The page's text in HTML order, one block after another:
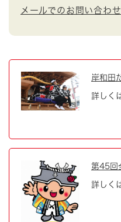
メールでのお問い合わ
岸和田
詳しく
第45回
詳しく